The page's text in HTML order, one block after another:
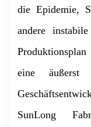
die Epidemie,
andere
eine
SunLong